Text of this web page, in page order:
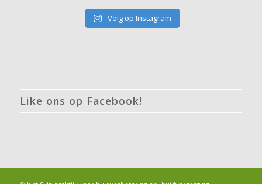
Volg op Instagram
Like ons op Facebook!